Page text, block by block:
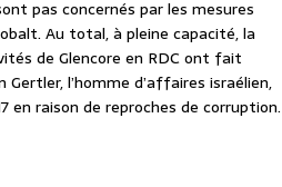
pas concernés par les mesures
Au total, à pleine capacité, la
de Glencore en RDC ont fait
l’homme d’affaires israélien,
en raison de reproches de corruption.